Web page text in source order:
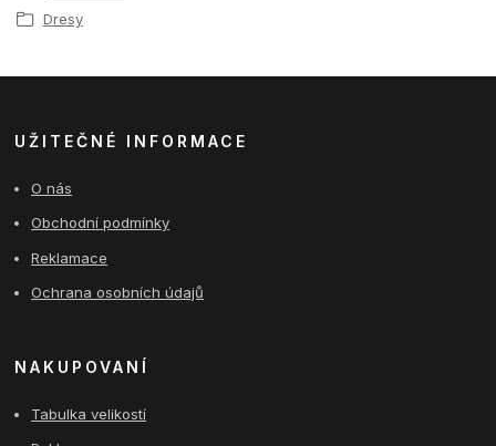
Dresy
UŽITEČNÉ INFORMACE
O nás
Obchodní podmínky
Reklamace
Ochrana osobních údajů
NAKUPOVANÍ
Tabulka velikostí